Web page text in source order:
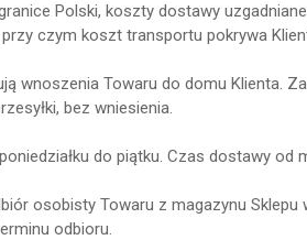
Polski, koszty dostawy
czym koszt transportu pokrywa
wnoszenia Towaru do domu Klienta.
bez wniesienia.
do piątku. Czas dostawy
osobisty Towaru z magazynu
odbioru.